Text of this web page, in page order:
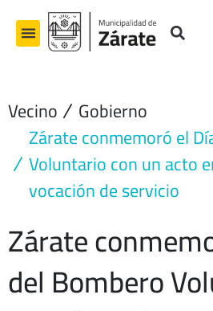
contenido
Vecino Gobierno
Zárate conmemoró el
Voluntario con un acto
vocación de servicio
Zárate
del Bombero